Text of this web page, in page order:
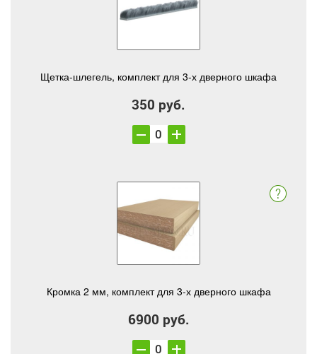
Щетка-шлегель, комплект для 3-х дверного шкафа
350 руб.
Кромка 2 мм, комплект для 3-х дверного шкафа
6900 руб.